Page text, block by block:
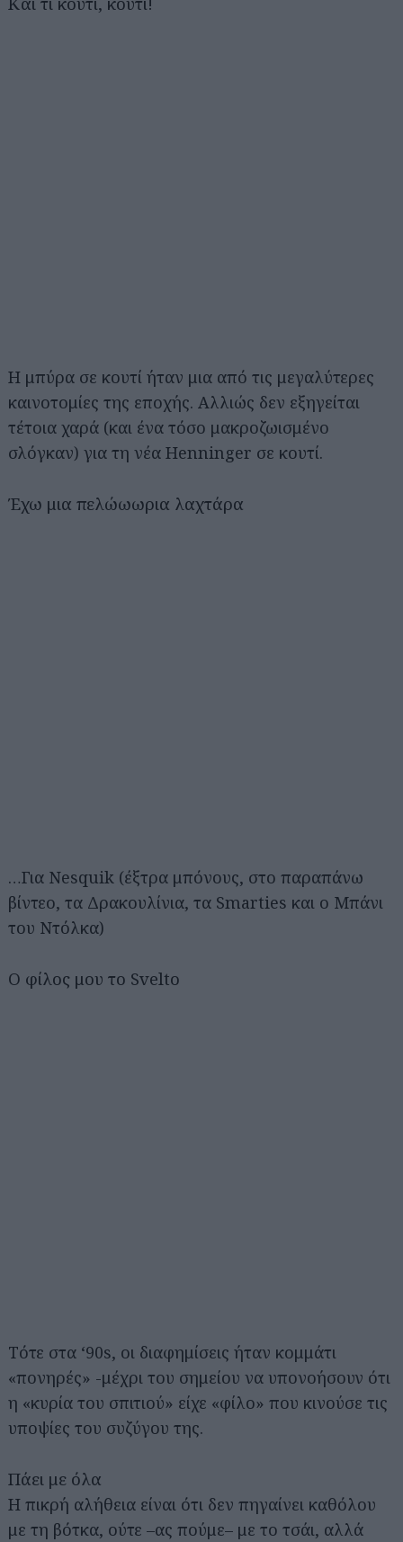
Η μπύρα σε κουτί ήταν μια από τις μεγαλύτερες
καινοτομίες της εποχής. Αλλιώς δεν εξηγείται
τέτοια χαρά (και ένα τόσο μακροζωισμένο
σλόγκαν) για τη νέα Henninger σε κουτί.
Έχω μια πελώωωρια λαχτάρα
…Για Nesquik (έξτρα μπόνους, στο παραπάνω
βίντεο, τα Δρακουλίνια, τα Smarties και ο Μπάνι
του Ντόλκα)
Ο φίλος μου το Svelto
Τότε στα ‘90s, οι διαφημίσεις ήταν κομμάτι
«πονηρές» -μέχρι του σημείου να υπονοήσουν ότι
η «κυρία του σπιτιού» είχε «φίλο» που κινούσε τις
υποψίες του συζύγου της.
Πάει με όλα
Η πικρή αλήθεια είναι ότι δεν πηγαίνει καθόλου
με τη βότκα, ούτε –ας πούμε– με το τσάι, αλλά